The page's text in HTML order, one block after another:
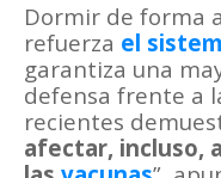
Dormir de forma
refuerza el
garantiza una
defensa frente a
recientes
afectar, incluso,